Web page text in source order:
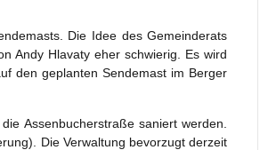
Die Idee des Gemeinderats
Andy Hlavaty eher schwierig. Es wird
den geplanten Sendemast im Berger
Assenbucherstraße saniert werden.
Die Verwaltung bevorzugt derzeit